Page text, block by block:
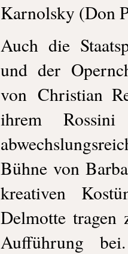
Karnolsky (Don
Auch die
und der
von Christian
ihrem
Bühne von
kreativen
Delmotte
Aufführung